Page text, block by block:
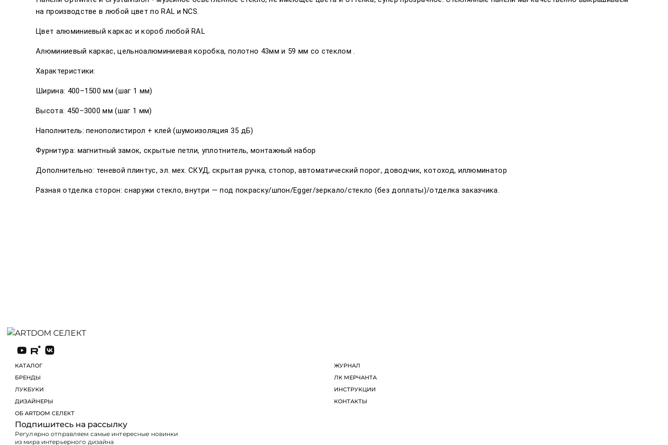
на производстве в любой цвет по RAL и NCS.
Цвет алюминиевый каркас и короб любой RAL
Алюминиевый каркас, цельноалюминиевая коробка, полотно 43мм и 59 мм со стеклом .
Характеристики:
Ширина: 400–1500 мм (шаг 1 мм)
Высота: 450–3000 мм (шаг 1 мм)
Наполнитель: пенополистирол + клей (шумоизоляция 35 дБ)
Фурнитура: магнитный замок, скрытые петли, уплотнитель, монтажный набор
Дополнительно: теневой плинтус, эл. мех. СКУД, скрытая ручка, стопор, автоматический порог, доводчик, котоход, иллюминатор
Разная отделка сторон: снаружи стекло, внутри — под покраску/шпон/Egger/зеркало/стекло (без доплаты)/отделка заказчика.
КАТАЛОГ
БРЕНДЫ
ЛУКБУКИ
ДИЗАЙНЕРЫ
ОБ ARTDOM СЕЛЕКТ
ЖУРНАЛ
ЛК МЕРЧАНТА
ИНСТРУКЦИИ
КОНТАКТЫ
Подпишитесь на рассылку
Регулярно отправляем самые интересные новинки
из мира интерьерного дизайна